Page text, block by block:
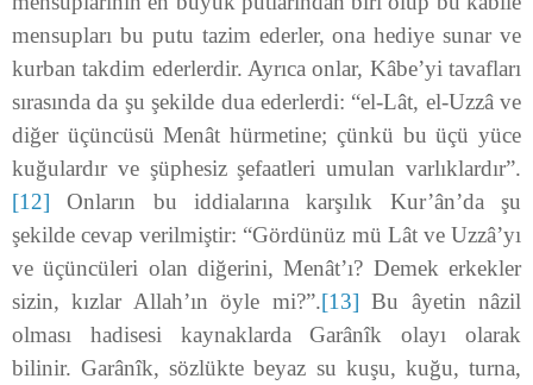
mensupları bu putu tazim ederler, ona hediye sunar ve
kurban takdim ederlerdir. Ayrıca onlar, Kâbe’yi tavafları
sırasında da şu şekilde dua ederlerdi: “el-Lât, el-Uzzâ ve
diğer üçüncüsü Menât hürmetine; çünkü bu üçü yüce
kuğulardır ve şüphesiz şefaatleri umulan varlıklardır”.
[12] Onların bu iddialarına karşılık Kur’ân’da şu
şekilde cevap verilmiştir: “Gördünüz mü Lât ve Uzzâ’yı
ve üçüncüleri olan diğerini, Menât’ı? Demek erkekler
sizin, kızlar Allah’ın öyle mi?”.[13] Bu âyetin nâzil
olması hadisesi kaynaklarda Garânîk olayı olarak
bilinir. Garânîk, sözlükte beyaz su kuşu, kuğu, turna,